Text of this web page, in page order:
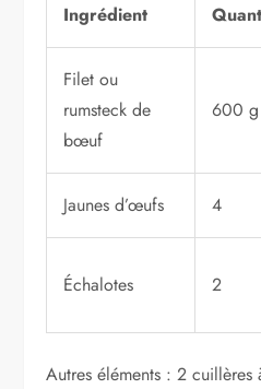
Ingrédient
Filet ou
rumsteck de
bœuf
600 g
Jaunes d’œufs 4
Échalotes 2
Autres éléments : 2